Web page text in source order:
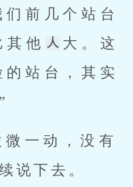
前几个站台
其他
大。这
站台，其实
说下去。